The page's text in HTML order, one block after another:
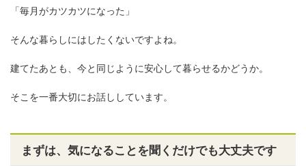
「毎月がカツカツになった」
そんな暮らしにはしたくないですよね。
建てたあとも、今と同じように安心して暮らせるかどうか。
そこを一番大切にお話ししています。
まずは、気になることを聞くだけでも大丈夫です